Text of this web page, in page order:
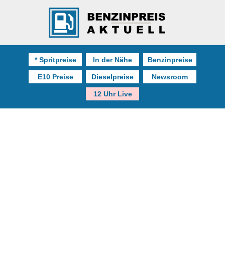
* Spritpreise In der Nähe Benzinpreise
E10 Preise Dieselpreise Newsroom
12 Uhr Live